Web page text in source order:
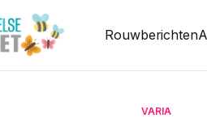
Rouwberichten
VARIA